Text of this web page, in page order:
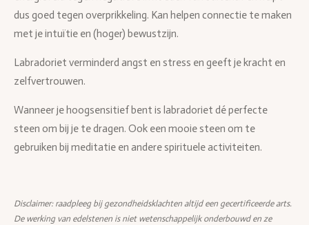
dus goed tegen overprikkeling. Kan helpen connectie te maken
met je intuïtie en (hoger) bewustzijn.
Labradoriet verminderd angst en stress en geeft je kracht en
zelfvertrouwen.
Wanneer je hoogsensitief bent is labradoriet dé perfecte
steen om bij je te dragen. Ook een mooie steen om te
gebruiken bij meditatie en andere spirituele activiteiten.
Disclaimer: raadpleeg bij gezondheidsklachten altijd een gecertificeerde arts.
De werking van edelstenen is niet wetenschappelijk onderbouwd en ze